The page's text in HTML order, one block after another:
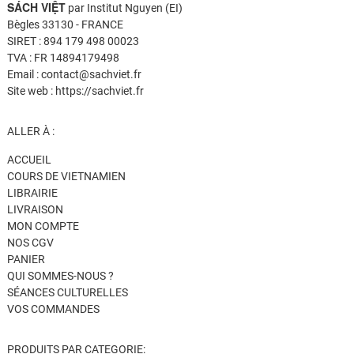
SÁCH VIỆTpar Institut Nguyen (EI)
Bègles 33130 - FRANCE
SIRET : 894 179 498 00023
TVA : FR 14894179498
Email : contact@sachviet.fr
Site web : https://sachviet.fr
ALLER À :
ACCUEIL
COURS DE VIETNAMIEN
LIBRAIRIE
LIVRAISON
MON COMPTE
NOS CGV
PANIER
QUI SOMMES-NOUS ?
SÉANCES CULTURELLES
VOS COMMANDES
PRODUITS PAR CATEGORIE: